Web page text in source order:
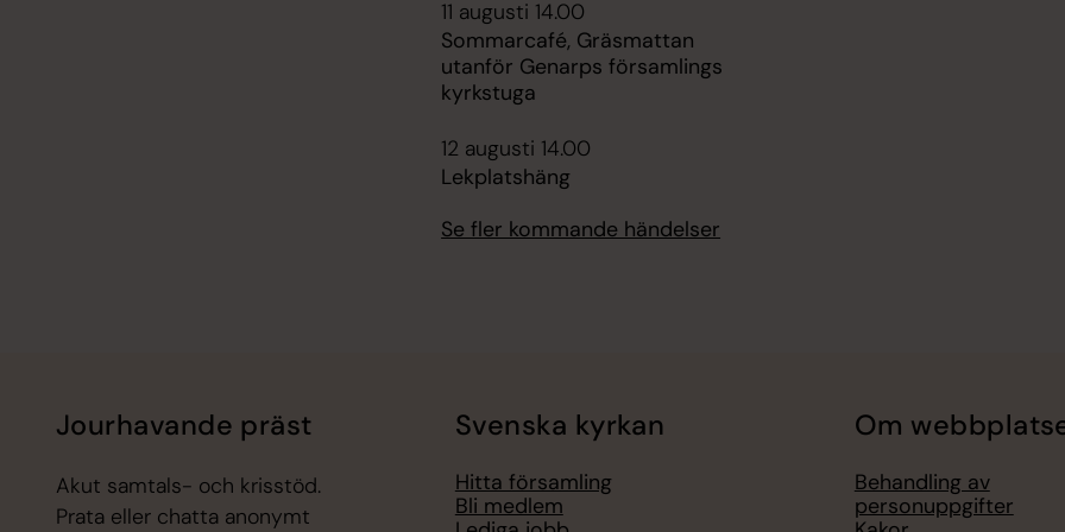
11 augusti 14.00
Sommarcafé, Gräsmattan
utanför Genarps församlings
kyrkstuga
12 augusti 14.00
Lekplatshäng
Se fler kommande händelser
Jourhavande präst
Akut samtals- och krisstöd.
Prata eller chatta anonymt
Svenska kyrkan
Hitta församling
Bli medlem
Om
Behandling av
personuppgifter